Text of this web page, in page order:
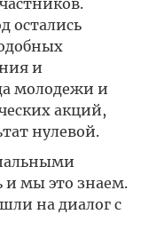
остались
и
молодежи и
акций,
нулевой.
и мы это знаем.
на диалог с